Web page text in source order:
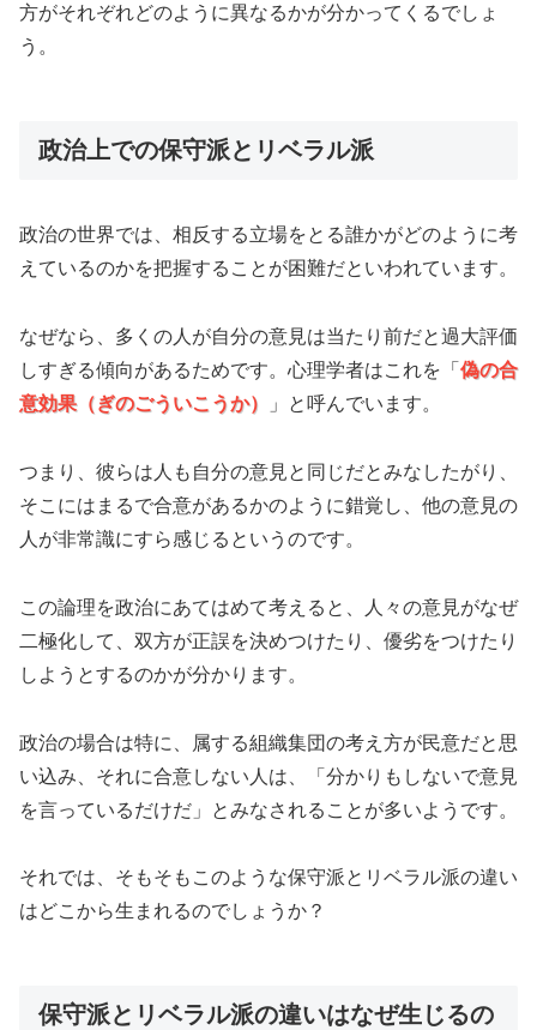
方がそれぞれどのように異なるかが分かってくるでしょ
う。
政治上での保守派とリベラル派
政治の世界では、相反する立場をとる誰かがどのように考
えているのかを把握することが困難だといわれています。
なぜなら、多くの人が自分の意見は当たり前だと過大評価
しすぎる傾向があるためです。心理学者はこれを「 偽の合
意効果（ぎのごういこうか）
」と呼んでいます。
つまり、彼らは人も自分の意見と同じだとみなしたがり、
そこにはまるで合意があるかのように錯覚し、他の意見の
人が非常識にすら感じるというのです。
この論理を政治にあてはめて考えると、人々の意見がなぜ
二極化して、双方が正誤を決めつけたり、優劣をつけたり
しようとするのかが分かります。
政治の場合は特に、属する組織集団の考え方が民意だと思
い込み、それに合意しない人は、「分かりもしないで意見
を言っているだけだ」とみなされることが多いようです。
それでは、そもそもこのような保守派とリベラル派の違い
はどこから生まれるのでしょうか？
保守派とリベラル派の違いはなぜ生じるの